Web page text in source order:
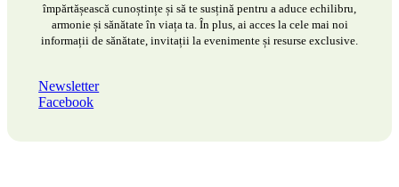
împărtășească cunoștințe și să te susțină pentru a aduce echilibru,
armonie și sănătate în viața ta. În plus, ai acces la cele mai noi
informații de sănătate, invitații la evenimente și resurse exclusive.
Newsletter
Facebook